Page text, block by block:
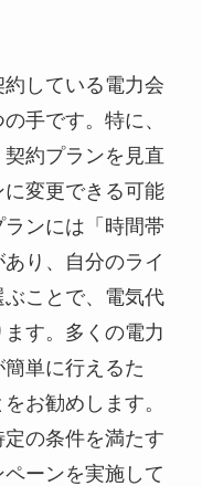
している電力会
手です。特に、
約プランを見直
変更できる可能
ンには「時間帯
り、自分のライ
ことで、電気代
す。多くの電力
単に行えるた
お勧めします。
の条件を満たす
ーンを実施して